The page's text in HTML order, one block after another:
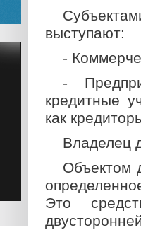
выступают:
-
-
кредитные
как
Владелец
Объектом
Это